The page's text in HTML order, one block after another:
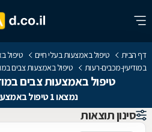
דף הבית טיפול באמצעות בעלי חיים
טיפול
במודיעין-מכבים-רעות
טיפול באמצעות צבים
טיפול באמצעות צבים
נמצאו 1 טיפול באמצעות בעלי חיים
סינון תוצאות